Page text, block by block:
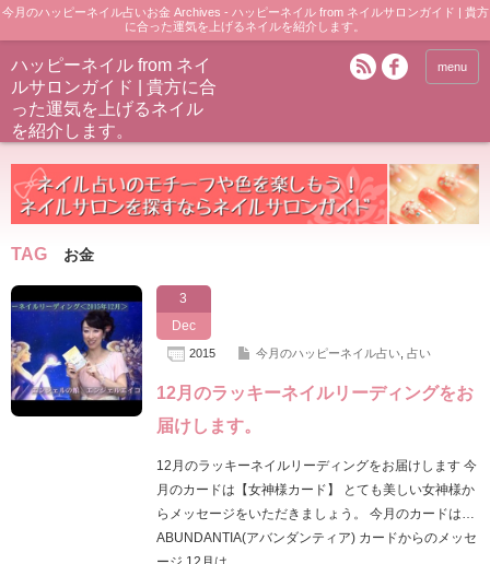
今月のハッピーネイル占いお金 Archives - ハッピーネイル from ネイルサロンガイド | 貴方
に合った運気を上げるネイルを紹介します。
ハッピーネイル from ネイ
ルサロンガイド | 貴方に合
った運気を上げるネイル
を紹介します。
menu
TAG お金
3
Dec
2015 今月のハッピーネイル占い, 占い
12月のラッキーネイルリーディングをお
届けします。
12月のラッキーネイルリーディングをお届けします 今
月のカードは【女神様カード】 とても美しい女神様か
らメッセージをいただきましょう。 今月のカードは…
ABUNDANTIA(アバンダンティア) カードからのメッセ